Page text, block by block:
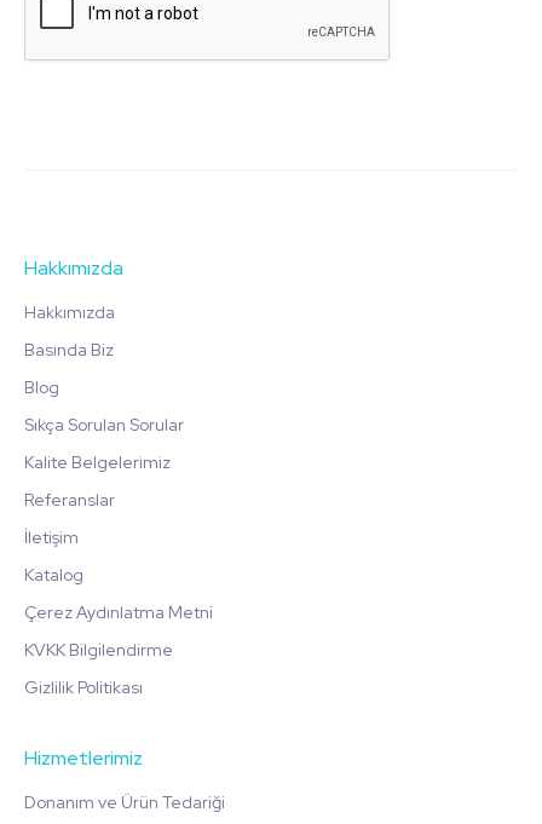
Hakkımızda
Hakkımızda
Basında Biz
Blog
Sıkça Sorulan Sorular
Kalite Belgelerimiz
Referanslar
İletişim
Katalog
Çerez Aydınlatma Metni
KVKK Bilgilendirme
Gizlilik Politikası
Hizmetlerimiz
Donanım ve Ürün Tedariği